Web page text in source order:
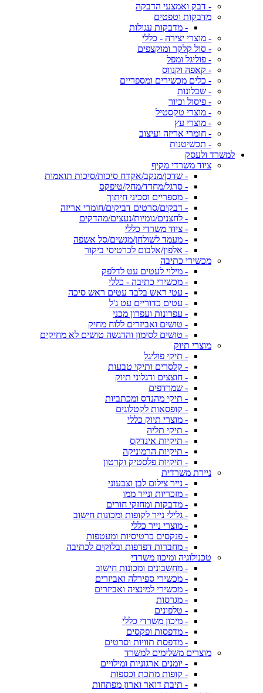
- דבק ואמצעי הדבקה
מדבקות וטפטים
- מדבקות עגולות
- מוצרי יצירה - כללי
- סול קלקר ומוקצפים
- פוליגל ומפל
- קאפה וקנווס
- כלים מכשירים ומספריים
- שבלונות
- פיסול וכיור
- מוצרי טקסטיל
- מוצרי עץ
- חומרי אריזה ועיצוב
- תכשיטנות
למשרד ולעסק
ציוד משרדי מקיף
- שדכן/מנקב/אקדח סיכות/סיכות תואמות
- סרגל/מחדד/מחק/טיפקס
- מספריים וסכיני חיתוך
- דבקים/סרטים דביקים/חומרי אריזה
- לחצנים/גומיות/נעצים/מהדקים
- ציוד משרדי כללי
- מעמד לשולחן/מגשים/סל אשפה
- אלפון/אלבום לכרטיסי ביקור
מכשירי כתיבה
- מילוי לעטים עט לדלפק
- מכשירי כתיבה - כללי
- עטי ראש בלבד עטים ראש סיכה
- עטים כדוריים עט ג'ל
- עפרונות ועפרון מכני
- טושים ואביזרים ללוח מחיק
- טושים לסימון והדגשה טושים לא מחיקים
מוצרי תיוק
- תיקי פוליגל
- קלסרים ותיקי טבעות
- חוצצים ודגלוני תיוק
- שמרדפים
- תיקי מהנדס ומכתביות
- קופסאות לקטלוגים
- מוצרי תיוק כללי
- תיקי תליה
- תיקיות אינדקס
- תיקיות הרמוניקה
- תיקיות פלסטיק וקרטון
ניירת משרדית
- נייר צילום לבן וצבעוני
- מזכריות ונייר ממו
- מדבקות ומחזקי חורים
- גלילי נייר לקופות ומכונות חישוב
- מוצרי נייר כללי
- פנקסים כרטיסיות ומעטפות
- מחברות דפדפות ובלוקים לכתיבה
טכנולוגיה ומיכון משרדי
- מחשבונים ומכונות חישוב
- מכשירי ספירלה ואביזרים
- מכשירי למינציה ואביזרים
- מגרסות
- טלפונים
- מיכון משרדי כללי
- מדפסות ופקסים
- מדפסת תוויות וסרטים
מוצרים משלימים למשרד
- יומנים ארגוניות ומילויים
- קופות מתכת וכספות
- תיבת דואר וארון מפתחות